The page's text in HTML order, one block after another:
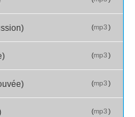
(mp3)
(mp3)
(mp3)
(mp3)